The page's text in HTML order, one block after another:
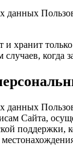
данных
хранит
когда
данных
Сайта,
поддержки,